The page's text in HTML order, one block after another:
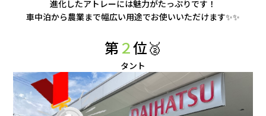
進化したアトレーには魅力がたっぷりです！
車中泊から農業まで幅広い用途でお使いいただけます✨✨
第 ２位🥈
タント